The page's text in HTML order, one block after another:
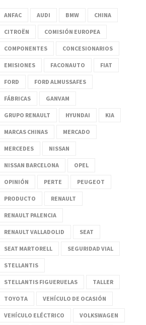
ANFAC AUDI BMW CHINA
CITROËN COMISIÓN EUROPEA
COMPONENTES CONCESIONARIOS
EMISIONES FACONAUTO FIAT
FORD FORD ALMUSSAFES
FÁBRICAS GANVAM
GRUPO RENAULT HYUNDAI KIA
MARCAS CHINAS MERCADO
MERCEDES NISSAN
NISSAN BARCELONA OPEL
OPINIÓN PERTE PEUGEOT
PRODUCTO RENAULT
RENAULT PALENCIA
RENAULT VALLADOLID SEAT
SEAT MARTORELL SEGURIDAD VIAL
STELLANTIS
STELLANTIS FIGUERUELAS TALLER
TOYOTA VEHÍCULO DE OCASIÓN
VEHÍCULO ELÉCTRICO VOLKSWAGEN